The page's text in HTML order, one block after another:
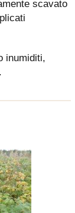
scavato
inumiditi,